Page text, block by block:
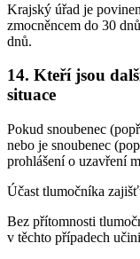
Krajský úřad je
zmocněncem do 30
dnů.
14. Kteří jsou
situace
Pokud snoubenec
nebo je snoubenec
prohlášení o uzavření
Účast tlumočníka
Bez přítomnosti
v těchto případech